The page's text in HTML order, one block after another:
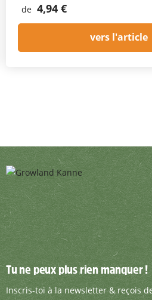
de 4,94 €
vers l'article
Tu ne peux plus rien manquer !
Inscris-toi à la
Tu ne peux plus rien manquer !
Inscris-toi à la newsletter & reçois